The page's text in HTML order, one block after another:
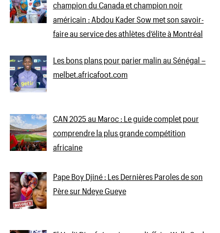
champion du Canada et champion noir
américain : Abdou Kader Sow met son savoir-
faire au service des athlètes d’élite à Montréal
Les bons plans pour parier malin au Sénégal –
melbet.africafoot.com
CAN 2025 au Maroc : Le guide complet pour
comprendre la plus grande compétition
africaine
Pape Boy Djiné : Les Dernières Paroles de son
Père sur Ndeye Gueye